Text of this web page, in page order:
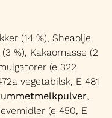
(14 %), Sheaolje
%), Kakaomasse (2
(e 322
vegetabilsk, E 481
,
(e 450, E